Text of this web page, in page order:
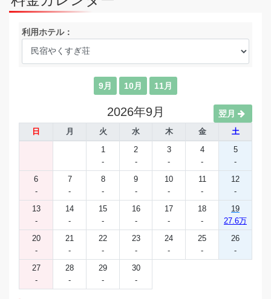
利用ホテル：
9月 10月 11月
2026年9月 翌月
日 月 火 水 木 金
土
1
-
2
-
3
-
4
-
5
-
6
-
7
-
8
-
9
-
10
-
11
-
12
-
13
-
14
-
15
-
16
-
17
-
18
-
19
27.6万
20
-
21
-
22
-
23
-
24
-
25
-
26
-
27
-
28
-
29
-
30
-